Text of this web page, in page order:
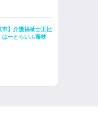
市】介護福祉士正社
はーとらいふ藤枝